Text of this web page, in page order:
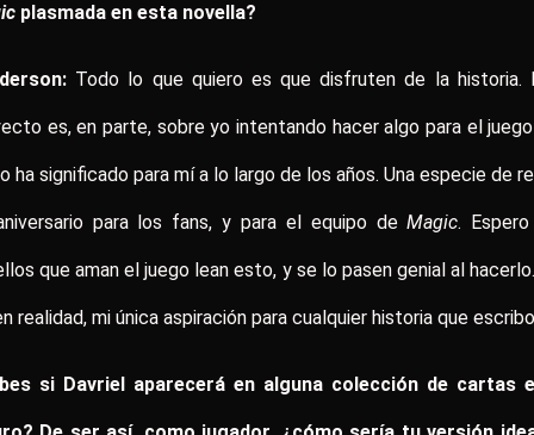
plasmada en esta novella?
Todo lo que quiero es que disfruten de la historia.
es, en parte, sobre yo intentando hacer algo para el
ha significado para mí a lo largo de los años. Una especie de
para los fans, y para el equipo deMagic.
que aman el juego lean esto, y se lo pasen genial al
realidad, mi única aspiración para cualquier historia que
si Davriel aparecerá en alguna colección de cartas